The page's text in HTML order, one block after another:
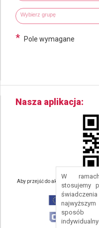
W
stosujemy
sposób
Wybierz grupy tematyczne
Wpisz wyszukiwaną fraze
* Pole wymagane
Nasza aplikacja
Aby przejść do aktualności
Strefa